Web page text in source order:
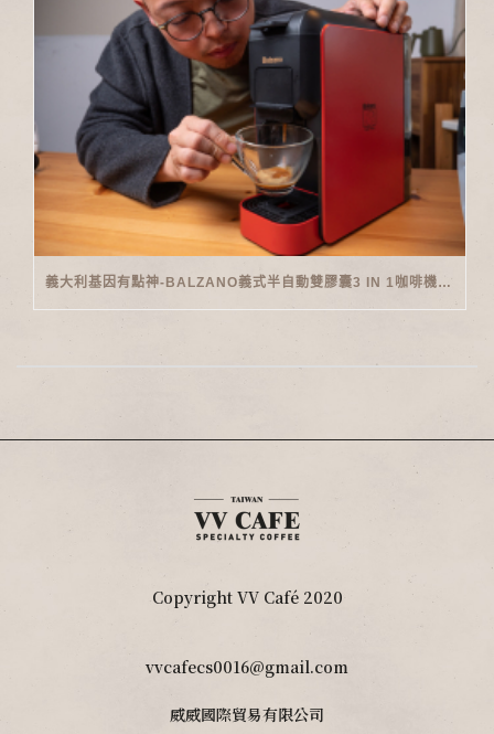
義大利基因有點神-BALZANO義式半自動雙膠囊3 IN 1咖啡機開箱
Copyright VV Café 2020
vvcafecs0016@gmail.com
威威國際貿易有限公司